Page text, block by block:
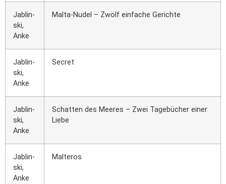
Jablin­
ski,
Anke
Mal­ta-Nudel – Zwölf ein­fa­che Gerich­te
Jablin­
ski,
Anke
Secret
Jablin­
ski,
Anke
Schat­ten des Mee­res – Zwei Tage­bü­cher einer
Lie­be
Jablin­
ski,
Anke
Mal­te­ros